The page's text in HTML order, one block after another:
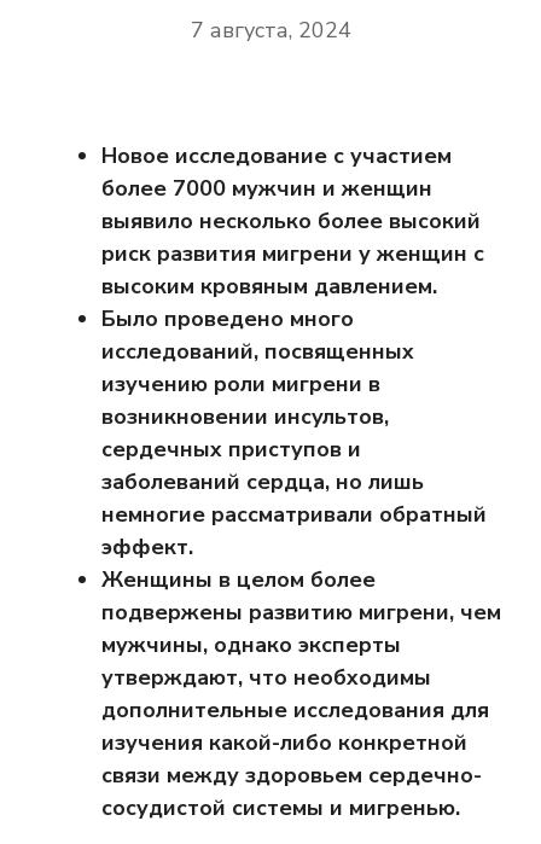
7 августа, 2024
Новое исследование с участием
более 7000 мужчин и женщин
выявило несколько более высокий
риск развития мигрени у женщин с
высоким кровяным давлением.
Было проведено много
исследований, посвященных
изучению роли мигрени в
возникновении инсультов,
сердечных приступов и
заболеваний сердца, но лишь
немногие рассматривали обратный
эффект.
Женщины в целом более
подвержены развитию мигрени, чем
мужчины, однако эксперты
утверждают, что необходимы
дополнительные исследования для
изучения какой-либо конкретной
связи между здоровьем сердечно-
сосудистой системы и мигренью.